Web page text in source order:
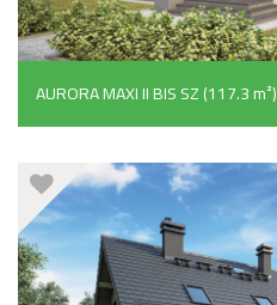
AURORA MAXI II BIS SZ (117.3 m²)